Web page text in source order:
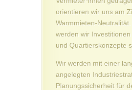
orientieren wir uns am
Warmmieten-
werden wir
und Quartierskonzepte
Wir werden mit einer
angelegten
Planungssicherheit für